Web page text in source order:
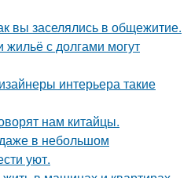
вы заселялись в общежитие.
с долгами могут
интерьера такие
нам китайцы.
в небольшом
уют.